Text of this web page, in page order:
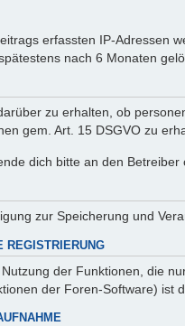
erfassten IP-Adressen
nach 6 Monaten
zu erhalten, ob
gem. Art. 15 DSGVO zu
dich bitte an den
zur Speicherung und
REGISTRIERUNG
der Funktionen, die
der Foren-Software) ist